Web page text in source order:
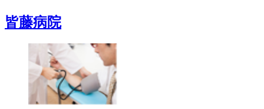
皆藤病院